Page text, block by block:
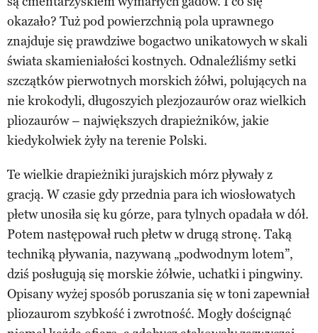
okazało? Tuż pod powierzchnią pola uprawnego
znajduje się prawdziwe bogactwo unikatowych w skali
świata skamieniałości kostnych. Odnaleźliśmy setki
szczątków pierwotnych morskich żółwi, polujących na
nie krokodyli, długoszyich plezjozaurów oraz wielkich
pliozaurów – największych drapieżników, jakie
kiedykolwiek żyły na terenie Polski.
Te wielkie drapieżniki jurajskich mórz pływały z
gracją. W czasie gdy przednia para ich wiosłowatych
płetw unosiła się ku górze, para tylnych opadała w dół.
Potem następował ruch płetw w drugą stronę. Taką
techniką pływania, nazywaną „podwodnym lotem”,
dziś posługują się morskie żółwie, uchatki i pingwiny.
Opisany wyżej sposób poruszania się w toni zapewniał
pliozaurom szybkość i zwrotność. Mogły doścignąć